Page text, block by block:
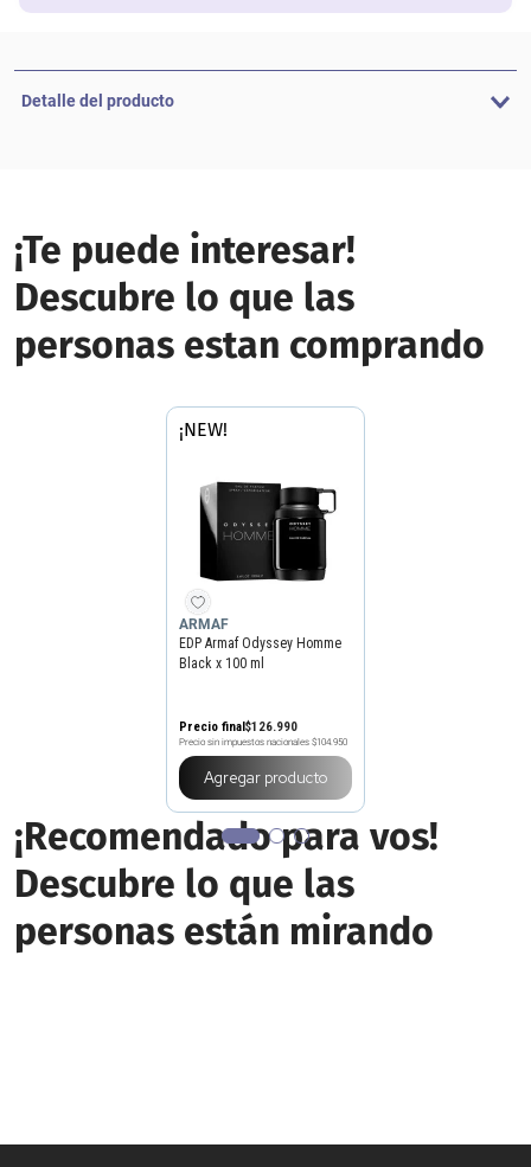
Detalle del producto
¡Te puede interesar!
Descubre lo que las
personas estan comprando
¡NEW!
ARMAF
EDP Armaf Odyssey Homme
Black x 100 ml
Precio final$126.990
Precio sin impuestos nacionales $104.950
Agregar producto
¡Recomendado para vos!
Descubre lo que las
personas están mirando